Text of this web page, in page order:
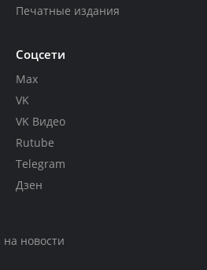
Печатные издания
Соцсети
Max
VK
VK Видео
Rutube
Telegram
Дзен
новости